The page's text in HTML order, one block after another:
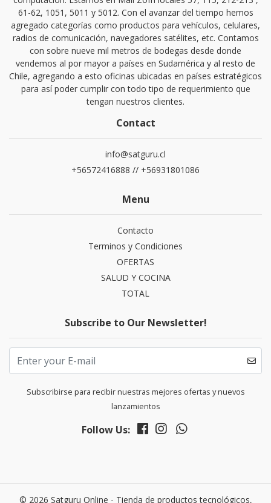
61-62, 1051, 5011 y 5012. Con el avanzar del tiempo hemos
agregado categorías como productos para vehículos, celulares,
radios de comunicación, navegadores satélites, etc. Contamos
con sobre nueve mil metros de bodegas desde donde
vendemos al por mayor a países en Sudamérica y al resto de
Chile, agregando a esto oficinas ubicadas en países estratégicos
para así poder cumplir con todo tipo de requerimiento que
tengan nuestros clientes.
Contact
info@satguru.cl
+56572416888 // +56931801086
Menu
Contacto
Terminos y Condiciones
OFERTAS
SALUD Y COCINA
TOTAL
Subscribe to Our Newsletter!
Subscribirse para recibir nuestras mejores ofertas y nuevos
lanzamientos
Follow Us:
© 2026 Satguru Online - Tienda de productos tecnológicos,